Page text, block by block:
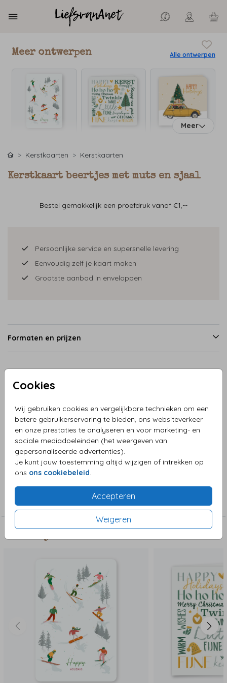
Cookies
Wij gebruiken cookies en vergelijkbare technieken om een
betere gebruikerservaring te bieden, ons websiteverkeer
en onze prestaties te analyseren en voor marketing- en
sociale mediadoeleinden (het weergeven van
gepersonaliseerde advertenties).
Je kunt jouw toestemming altijd wijzigen of intrekken op
ons ons cookiebeleid.
Accepteren
Weigeren
Meer ontwerpen Alle ontwerpen
Meer
Kerstkaarten Kerstkaarten
Kerstkaart beertjes met muts en sjaal
Bestel gemakkelijk een proefdruk vanaf €1,--
Persoonlijke service en supersnelle levering
Eenvoudig zelf je kaart maken
Grootste aanbod in enveloppen
Formaten en prijzen
Productinformatie
Omschrijving
Dit jaar wil je je vrienden en familie een originele kerstkaart
sturen? Kerstkaart beertjes met muts en sjaal. Deze leuke
en originele kerstkaart is perfect om je vrienden en familie
een fijne kerst toe te wensen!
Collectie
Kerstkaarten
Deze zijn ook leuk!